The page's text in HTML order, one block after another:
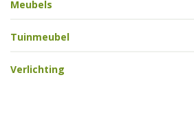
Meubels
Tuinmeubel
Verlichting